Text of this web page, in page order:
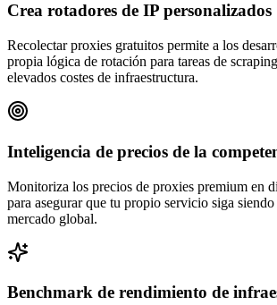
Crea rotadores de IP personalizados
Recolectar proxies gratuitos permite a los
propia lógica de rotación para tareas de
elevados costes de infraestructura.
Inteligencia de precios de la
Monitoriza los precios de proxies premium en
para asegurar que tu propio servicio siga
mercado global.
Benchmark de rendimiento de